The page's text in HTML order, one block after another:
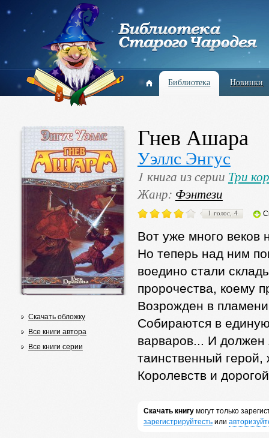
Библиотека Новинки
Скачать обложку
Все книги автора
Все книги серии
Гнев Ашара
Уэллс Энгус
1 книга из серии Три
Жанр: Фэнтези
1 голос, 4
Вот уже много веков
Но теперь над ним
воедино стали
пророчества, коему
Возрожден в
Собираются в
варваров... И должен
таинственный
Королевств и
Скачать книгумогут только
зарегистрируйтестьили